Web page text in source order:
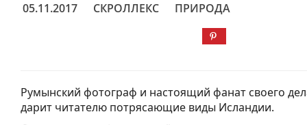
05.11.2017 СКРОЛЛЕКС ПРИРОДА
Румынский фотограф и настоящий фанат своего
дарит читателю потрясающие виды Исландии.